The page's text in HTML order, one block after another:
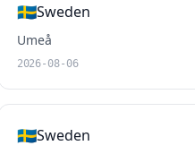
🇸🇪Sweden
Umeå
2026-08-06
🇸🇪Sweden